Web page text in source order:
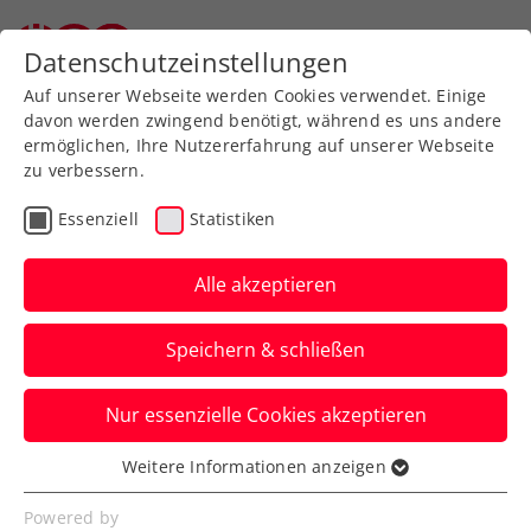
Zurück zur Newsübersicht
Bundesliga
2. Bundesliga: Hartbergs
Herren beenden die 5:4-
Siegesserie von Telfs
Die Oststeirer machen am Montag den
nächsten Schritt in Richtung Aufstieg in
die IMMOunited Bundesliga.
Verfasst von: Manuel Wachta, 07.06.2022
Datenschutzeinstellungen
Auf unserer Webseite werden Cookies verwendet. Einige
davon werden zwingend benötigt, während es uns andere
ermöglichen, Ihre Nutzererfahrung auf unserer Webseite
zu verbessern.
Essenziell Statistiken
Alle akzeptieren
Speichern & schließen
Nur essenzielle Cookies akzeptieren
Essenziell
Essenzielle Cookies werden für grundlegende
Weitere Informationen anzeigen
Powered by